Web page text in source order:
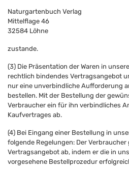
Naturgartenbuch Verlag
Mittelflage 46
32584 Löhne
zustande.
(3) Die Präsentation der Waren in
rechtlich bindendes Vertragsangebot
nur eine unverbindliche Aufforderung
bestellen. Mit der Bestellung der
Verbraucher ein für ihn verbindliches
Kaufvertrages ab.
(4) Bei Eingang einer Bestellung in
folgende Regelungen: Der
Vertragsangebot ab, indem er die in
vorgesehene Bestellprozedur